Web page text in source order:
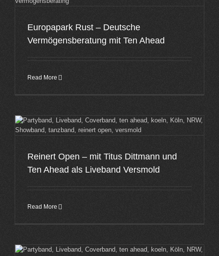
Europapark Rust – Deutsche
Vermögensberatung mit Ten Ahead
Read More
Reinert Open – mit Titus Dittmann und
Ten Ahead als Liveband Versmold
Read More